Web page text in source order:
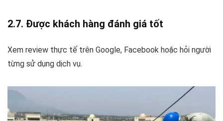
2.7. Được khách hàng đánh giá tốt
Xem review thực tế trên Google, Facebook hoặc hỏi người
từng sử dụng dịch vụ.